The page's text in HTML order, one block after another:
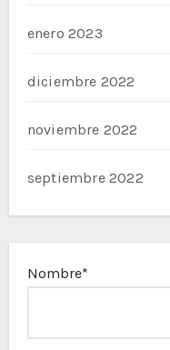
enero 2023
diciembre 2022
noviembre 2022
septiembre 2022
Nombre*